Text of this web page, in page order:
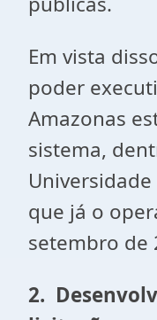
Em vista
poder
Amazonas
sistema,
que já o
setembro de
2.